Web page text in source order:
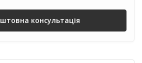
консультація